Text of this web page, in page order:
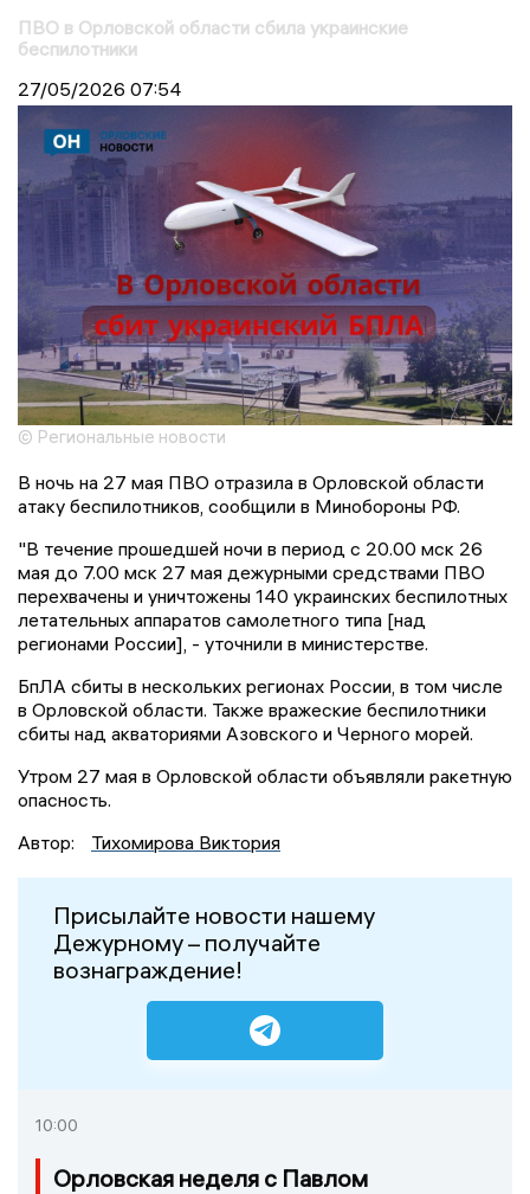
ПВО в Орловской области сбила украинские
беспилотники
27/05/2026 07:54
© Региональные новости
В ночь на 27 мая ПВО отразила в Орловской области
атаку беспилотников, сообщили в Минобороны РФ.
"В течение прошедшей ночи в период с 20.00 мск 26
мая до 7.00 мск 27 мая дежурными средствами ПВО
перехвачены и уничтожены 140 украинских беспилотных
летательных аппаратов самолетного типа [над
регионами России], - уточнили в министерстве.
БпЛА сбиты в нескольких регионах России, в том числе
в Орловской области. Также вражеские беспилотники
сбиты над акваториями Азовского и Черного морей.
Утром 27 мая в Орловской области объявляли ракетную
опасность.
Автор:
Тихомирова Виктория
Присылайте новости нашему
Дежурному – получайте
вознаграждение!
10:00
Орловская неделя с Павлом